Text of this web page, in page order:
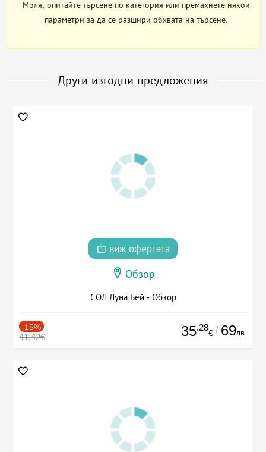
Моля, опитайте търсене по категория или премахнете някои
параметри за да се разшири обхвата на търсене.
Други изгодни предложения
виж офертата
Обзор
СОЛ Луна Бей - Обзор
-15%
41.42€ 35.28
€ / 69лв.